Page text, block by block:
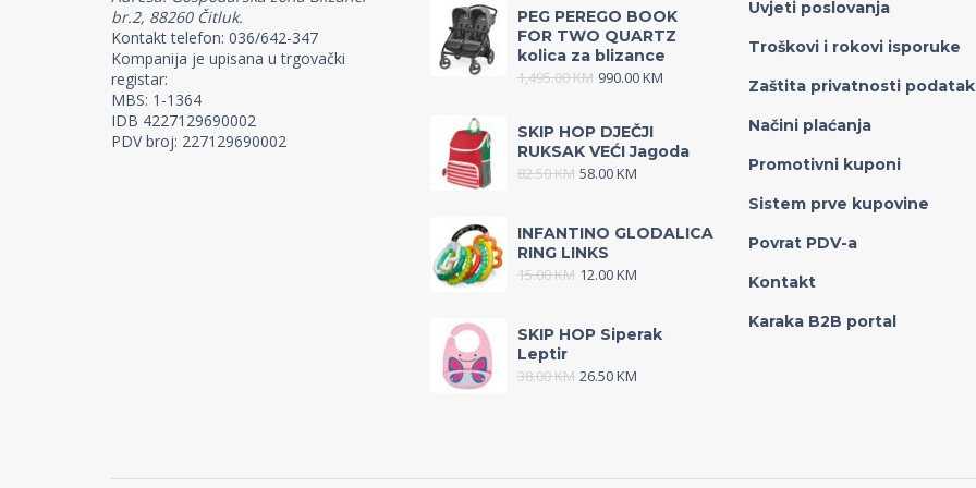
br.2, 88260 Čitluk.
Kontakt telefon: 036/642-347
Kompanija je upisana u trgovački
registar:
MBS: 1-1364
IDB 4227129690002
PDV broj: 227129690002
PEG PEREGO BOOK
FOR TWO QUARTZ
kolica za blizance
1,495.00KM 990.00KM
SKIP HOP DJEČJI
RUKSAK VEĆI Jagoda
82.50KM 58.00KM
INFANTINO GLODALICA
RING LINKS
15.00KM 12.00KM
SKIP HOP Siperak
Leptir
38.00KM 26.50KM
Uvjeti poslovanja
Troškovi i rokovi isporuke
Zaštita privatnosti
Načini plaćanja
Promotivni kuponi
Sistem prve kupovine
Povrat PDV-a
Kontakt
Karaka B2B portal